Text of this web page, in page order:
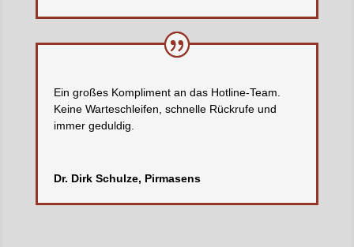
Ein großes Kompliment an das Hotline-Team.
Keine Warteschleifen, schnelle Rückrufe und
immer geduldig.
Dr. Dirk Schulze, Pirmasens